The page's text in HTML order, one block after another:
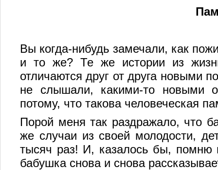
Вы когда-нибудь замечали, как
и то же? Те же истории из
отличаются друг от друга новыми
не слышали, какими-то новыми
потому, что такова человеческая
Порой меня так раздражало, что
же случаи из своей молодости,
тысяч раз! И, казалось бы, помню
бабушка снова и снова